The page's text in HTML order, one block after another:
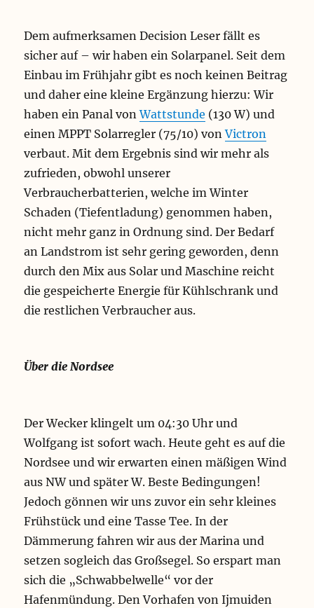
Dem aufmerksamen Decision Leser fällt es
sicher auf – wir haben ein Solarpanel. Seit dem
Einbau im Frühjahr gibt es noch keinen Beitrag
und daher eine kleine Ergänzung hierzu: Wir
haben ein Panal vonWattstunde (130 W) und
einen MPPT Solarregler (75/10) vonVictron
verbaut. Mit dem Ergebnis sind wir mehr als
zufrieden, obwohl unserer
Verbraucherbatterien, welche im Winter
Schaden (Tiefentladung) genommen haben,
nicht mehr ganz in Ordnung sind. Der Bedarf
an Landstrom ist sehr gering geworden, denn
durch den Mix aus Solar und Maschine reicht
die gespeicherte Energie für Kühlschrank und
die restlichen Verbraucher aus.
Über die Nordsee
Der Wecker klingelt um 04:30 Uhr und
Wolfgang ist sofort wach. Heute geht es auf die
Nordsee und wir erwarten einen mäßigen Wind
aus NW und später W. Beste Bedingungen!
Jedoch gönnen wir uns zuvor ein sehr kleines
Frühstück und eine Tasse Tee. In der
Dämmerung fahren wir aus der Marina und
setzen sogleich das Großsegel. So erspart man
sich die „Schwabbelwelle“ vor der
Hafenmündung. Den Vorhafen von Ijmuiden